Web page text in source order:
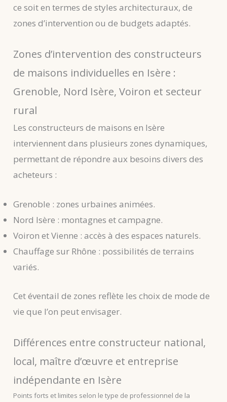
ce soit en termes de styles architecturaux, de
zones d’intervention ou de budgets adaptés.
Zones d’intervention des constructeurs
de maisons individuelles en Isère :
Grenoble, Nord Isère, Voiron et secteur
rural
Les constructeurs de maisons en Isère
interviennent dans plusieurs zones dynamiques,
permettant de répondre aux besoins divers des
acheteurs :
Grenoble : zones urbaines animées.
Nord Isère : montagnes et campagne.
Voiron et Vienne : accès à des espaces naturels.
Chauffage sur Rhône : possibilités de terrains
variés.
Cet éventail de zones reflète les choix de mode de
vie que l’on peut envisager.
Différences entre constructeur national,
local, maître d’œuvre et entreprise
indépendante en Isère
Points forts et limites selon le type de professionnel de la